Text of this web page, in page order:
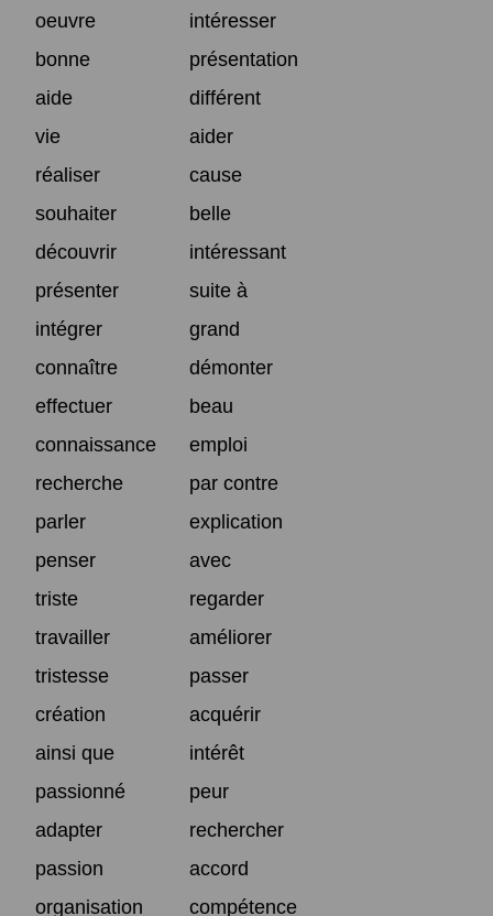
oeuvre
intéresser
bonne
présentation
aide
différent
vie
aider
réaliser
cause
souhaiter
belle
découvrir
intéressant
présenter
suite à
intégrer
grand
connaître
démonter
effectuer
beau
connaissance
emploi
recherche
par contre
parler
explication
penser
avec
triste
regarder
travailler
améliorer
tristesse
passer
création
acquérir
ainsi que
intérêt
passionné
peur
adapter
rechercher
passion
accord
organisation
compétence